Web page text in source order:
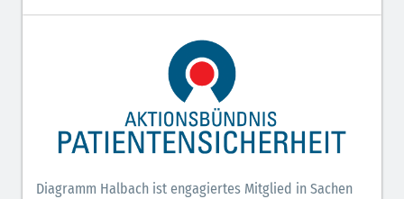
Diagramm Halbach ist engagiertes Mitglied in Sachen